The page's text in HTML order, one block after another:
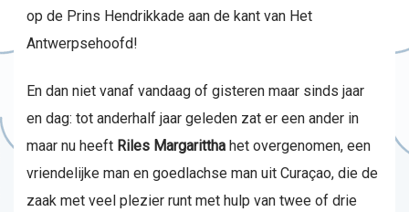
op de Prins Hendrikkade aan de kant van Het
Antwerpsehoofd!
En dan niet vanaf vandaag of gisteren maar sinds jaar
en dag: tot anderhalf jaar geleden zat er een ander in
maar nu heeft Riles Margarittha het overgenomen, een
vriendelijke man en goedlachse man uit Curaçao, die de
zaak met veel plezier runt met hulp van twee of drie